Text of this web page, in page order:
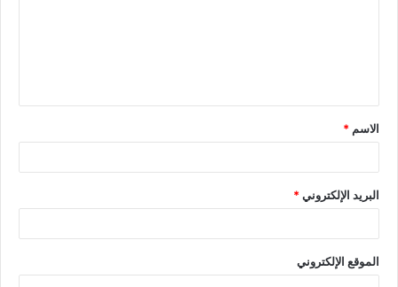
الاسم *
البريد الإلكتروني*
الموقع الإلكتروني